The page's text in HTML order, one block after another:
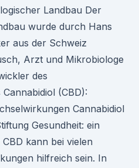
Landbau Der
wurde durch Hans
aus der Schweiz
Arzt und Mikrobiologe
des
(CBD):
Cannabidiol
Gesundheit: ein
kann bei vielen
hilfreich sein. In